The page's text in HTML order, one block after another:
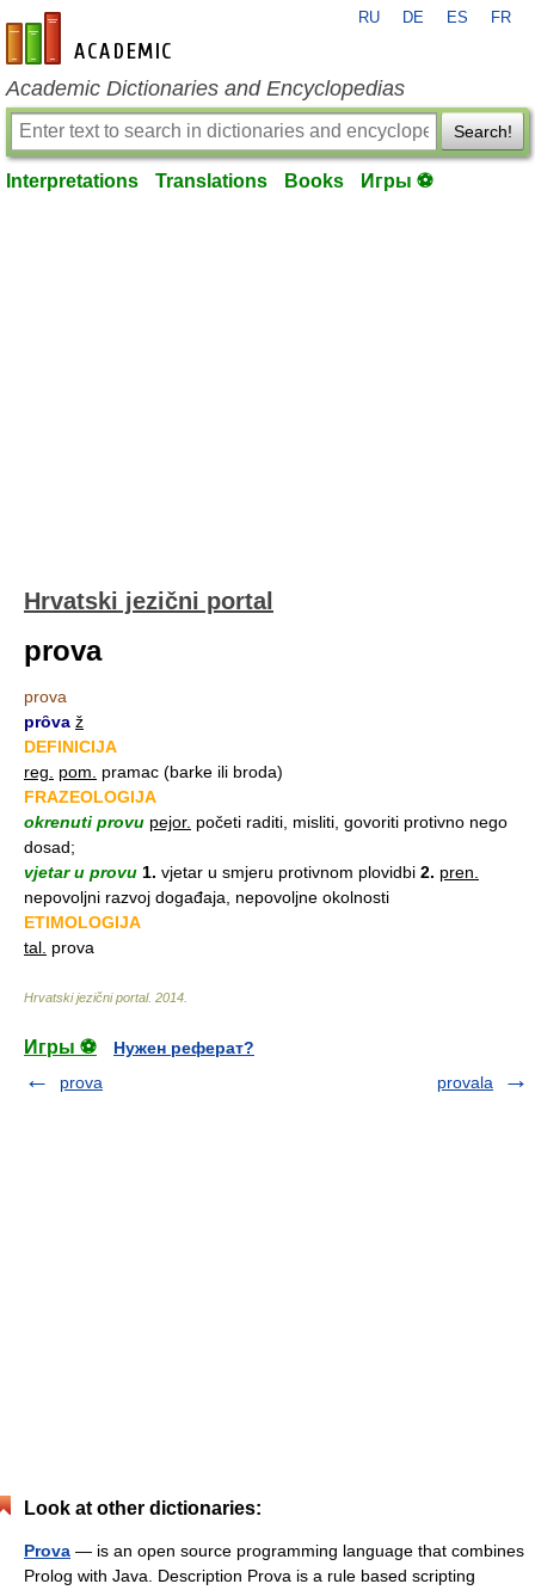
en-academic.com
RU DE ES FR
Academic Dictionaries and Encyclopedias
Search!
Interpretations Translations Books Игры ⚽
Hrvatski jezični portal
prova
prova
prȏva ž
DEFINICIJA
reg.
pom.
pramac (barke ili broda)
FRAZEOLOGIJA
okrenuti provu pejor. početi raditi, misliti, govoriti protivno nego
dosad;
vjetar u provu 1. vjetar u smjeru protivnom plovidbi 2. pren.
nepovoljni razvoj događaja, nepovoljne okolnosti
ETIMOLOGIJA
tal. prova
Hrvatski jezični portal. 2014
Игры ⚽
Нужен реферат?
prova
provala
Look at other dictionaries:
Prova — is an open source programming language that combines
Prolog with Java. Description Prova is a rule based scripting